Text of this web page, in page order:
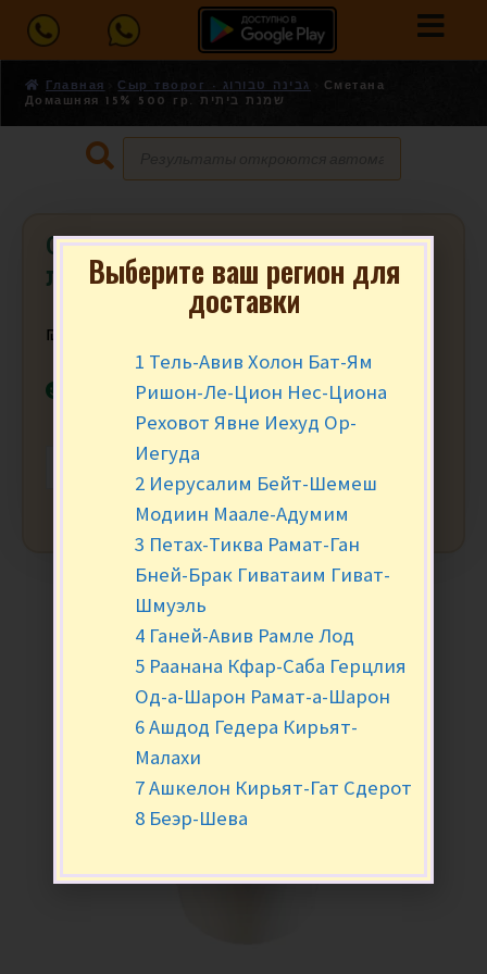
Главная Сыр творог - גבינה טבורוג
Сметана
Домашняя 15% 500 гр. שמנת ביתית
Сметана Домашняя 15% 500 гр.
שמנת ביתית
₪
В наличии
+
Выберите ваш регион для
доставки
1 Тель-Авив Холон Бат-Ям
Ришон-Ле-Цион Нес-Циона
Реховот Явне Иехуд Ор-
Иегуда
2 Иерусалим Бейт-Шемеш
Модиин Маале-Адумим
3 Петах-Тиква Рамат-Ган
Бней-Брак Гиватаим Гиват-
Шмуэль
4 Ганей-Авив Рамле Лод
5 Раанана Кфар-Саба Герцлия
Од-а-Шарон Рамат-а-Шарон
6 Ашдод Гедера Кирьят-
Малахи
7 Ашкелон Кирьят-Гат Сдерот
8 Беэр-Шева